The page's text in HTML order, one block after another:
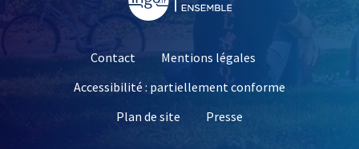
Contact
Mentions légales
Accessibilité : partiellement conforme
Plan de site
Presse